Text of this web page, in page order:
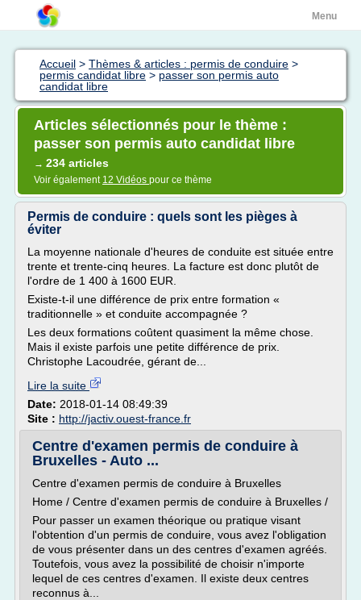
Menu
Accueil > Thèmes & articles : permis de conduire >
permis candidat libre > passer son permis auto
candidat libre
Articles sélectionnés pour le thème :
passer son permis auto candidat libre
→ 234 articles
Voir également 12 Vidéos pour ce thème
Permis de conduire : quels sont les pièges à
éviter
La moyenne nationale d'heures de conduite est située entre
trente et trente-cinq heures. La facture est donc plutôt de
l'ordre de 1 400 à 1600 EUR.
Existe-t-il une différence de prix entre formation «
traditionnelle » et conduite accompagnée ?
Les deux formations coûtent quasiment la même chose.
Mais il existe parfois une petite différence de prix.
Christophe Lacoudrée, gérant de...
Lire la suite
Date: 2018-01-14 08:49:39
Site : http://jactiv.ouest-france.fr
Centre d'examen permis de conduire à
Bruxelles - Auto ...
Centre d'examen permis de conduire à Bruxelles
Home / Centre d'examen permis de conduire à Bruxelles /
Pour passer un examen théorique ou pratique visant
l'obtention d'un permis de conduire, vous avez l'obligation
de vous présenter dans un des centres d'examen agréés.
Toutefois, vous avez la possibilité de choisir n'importe
lequel de ces centres d'examen. Il existe deux centres
reconnus à...